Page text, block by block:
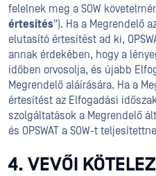
felelnek meg a SOW
értesítés"). Ha a Megrendelő
elutasító értesítést ad ki,
annak érdekében, hogy a
időben orvosolja, és újabb
Megrendelő aláírására. Ha a
értesítést az Elfogadási
szolgáltatások a Megrendelő
és OPSWAT a SOW-t
4. VEVŐI